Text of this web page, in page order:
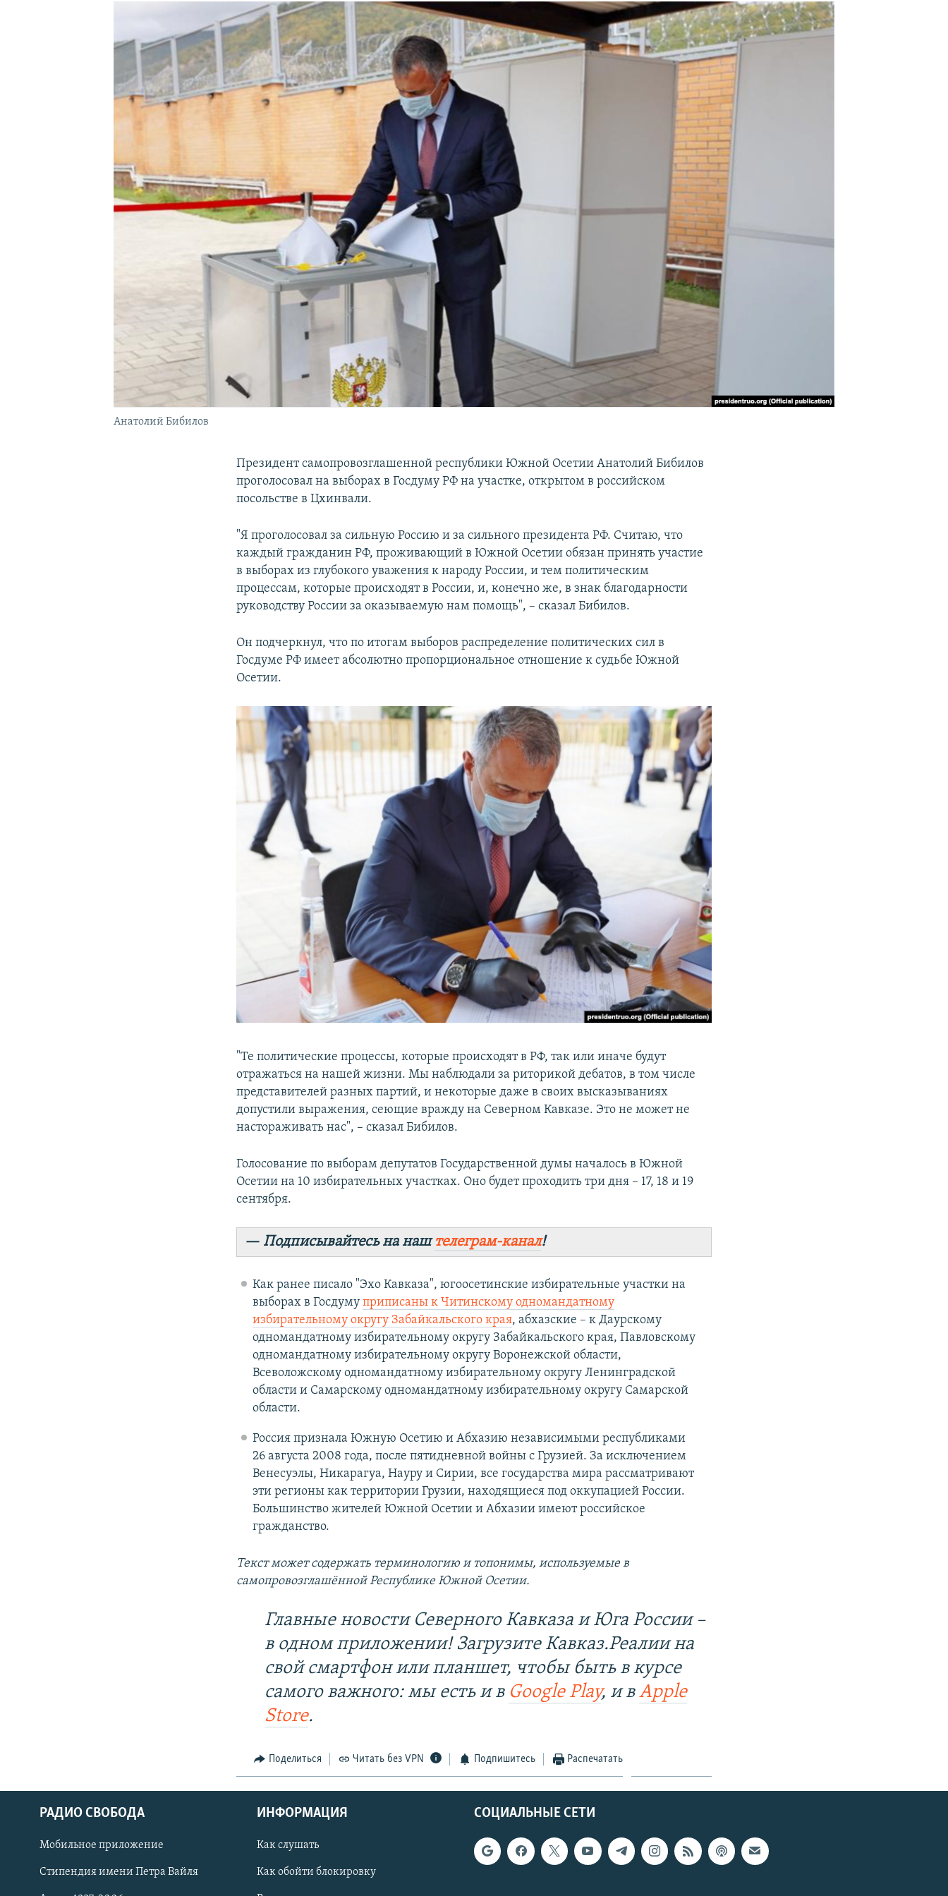
СОЦИАЛЬНЫЕ СЕТИ
Анатолий Бибилов
Президент самопровозглашенной республики Южной Осетии Анатолий Бибилов
проголосовал на выборах в Госдуму РФ на участке, открытом в российском
посольстве в Цхинвали.
"Я проголосовал за сильную Россию и за сильного президента РФ. Считаю, что
каждый гражданин РФ, проживающий в Южной Осетии обязан принять участие
в выборах из глубокого уважения к народу России, и тем политическим
процессам, которые происходят в России, и, конечно же, в знак благодарности
руководству России за оказываемую нам помощь", – сказал Бибилов.
Он подчеркнул, что по итогам выборов распределение политических сил в
Госдуме РФ имеет абсолютно пропорциональное отношение к судьбе Южной
Осетии.
"Те политические процессы, которые происходят в РФ, так или иначе будут
отражаться на нашей жизни. Мы наблюдали за риторикой дебатов, в том числе
представителей разных партий, и некоторые даже в своих высказываниях
допустили выражения, сеющие вражду на Северном Кавказе. Это не может не
настораживать нас", – сказал Бибилов.
Голосование по выборам депутатов Государственной думы началось в Южной
Осетии на 10 избирательных участках. Оно будет проходить три дня – 17, 18 и 19
сентября.
— Подписывайтесь на наштелеграм-канал!
Как ранее писало "Эхо Кавказа", югоосетинские избирательные участки на
выборах в Госдуму приписаны к Читинскому одномандатному
избирательному округу Забайкальского края, абхазские – к Даурскому
одномандатному избирательному округу Забайкальского края, Павловскому
одномандатному избирательному округу Воронежской области,
Всеволожскому одномандатному избирательному округу Ленинградской
области и Самарскому одномандатному избирательному округу Самарской
области.
Россия признала Южную Осетию и Абхазию независимыми республиками
26 августа 2008 года, после пятидневной войны с Грузией. За исключением
Венесуэлы, Никарагуа, Науру и Сирии, все государства мира рассматривают
эти регионы как территории Грузии, находящиеся под оккупацией России.
Большинство жителей Южной Осетии и Абхазии имеют российское
гражданство.
Текст может содержать терминологию и топонимы, используемые в
самопровозглашённой Республике Южной Осетии.
Главные новости Северного Кавказа и Юга России –
в одном приложении! Загрузите Кавказ.Реалии на
свой смартфон или планшет, чтобы быть в курсе
самого важного: мы есть и в Google Play, и вApple
Store.
Поделиться Читать без VPN Подпишитесь Распечатать
СОЦИАЛЬНЫЕ СЕТИ
РАДИО СВОБОДА
Мобильное приложение
Стипендия имени Петра Вайля
ИНФОРМАЦИЯ
Как слушать
Как обойти блокировку